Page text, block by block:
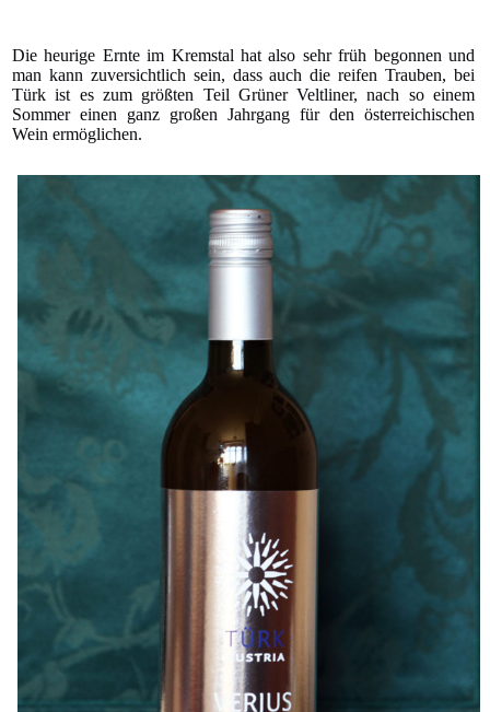
Die heurige Ernte im Kremstal hat also sehr früh begonnen und
man kann zuversichtlich sein, dass auch die reifen Trauben, bei
Türk ist es zum größten Teil Grüner Veltliner, nach so einem
Sommer einen ganz großen Jahrgang für den österreichischen
Wein ermöglichen.